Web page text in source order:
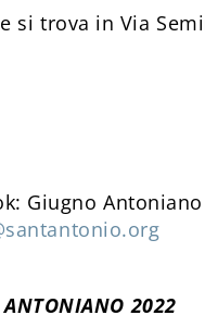
si trova in Via
Giugno
ANTONIANO 2022